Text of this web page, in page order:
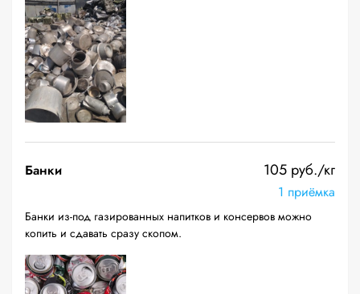
Банки 105 руб./кг
1 приёмка
Банки из-под газированных напитков и консервов можно
копить и сдавать сразу скопом.